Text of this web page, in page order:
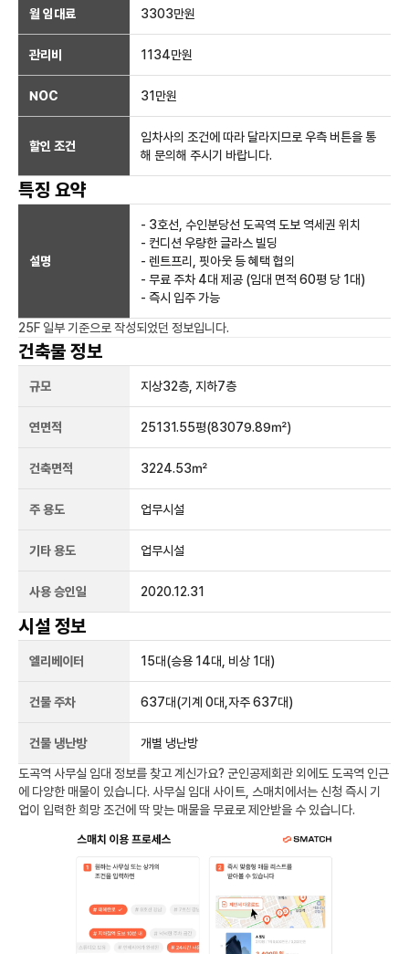
월 임대료 3303만원
관리비 1134만원
NOC 31만원
할인 조건
임차사의 조건에 따라 달라지므로 우측 버튼을 통
해 문의해 주시기 바랍니다.
특징 요약
설명
- 3호선, 수인분당선 도곡역 도보 역세권 위치
- 컨디션 우량한 글라스 빌딩
- 렌트프리, 핏아웃 등 혜택 협의
- 무료 주차 4대 제공 (임대 면적 60평 당 1대)
- 즉시 입주 가능
25F 일부 기준으로 작성되었던 정보입니다.
건축물 정보
규모 지상32층, 지하7층
연면적 25131.55평(83079.89㎡)
건축면적 3224.53㎡
주 용도 업무시설
기타 용도 업무시설
사용 승인일 2020.12.31
시설 정보
엘리베이터 15대(승용 14대, 비상 1대)
건물 주차 637대(기계 0대,자주 637대)
건물 냉난방 개별 냉난방
도곡역 사무실 임대 정보를 찾고 계신가요? 군인공제회관외에도 도곡역 인근
에 다양한 매물이 있습니다. 사무실 임대 사이트, 스매치에서는 신청 즉시 기
업이 입력한 희망 조건에 딱 맞는 매물을 무료로 제안받을 수 있습니다.